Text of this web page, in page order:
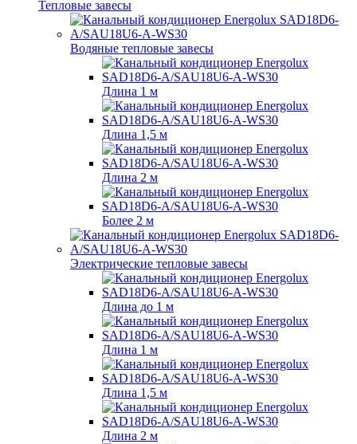
Тепловые завесы
Водяные тепловые завесы
Длина 1 м
Длина 1,5 м
Длина 2 м
Более 2 м
Электрические тепловые завесы
Длина до 1 м
Длина 1 м
Длина 1,5 м
Длина 2 м